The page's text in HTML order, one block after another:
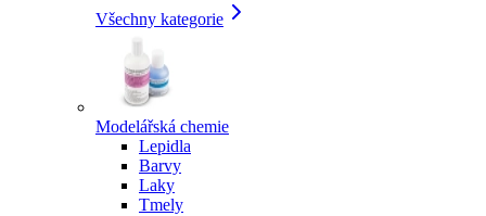
Všechny kategorie
Modelářská chemie
Lepidla
Barvy
Laky
Tmely